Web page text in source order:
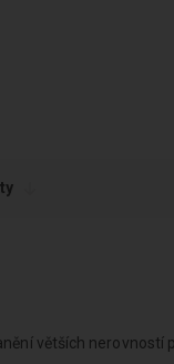
větších nerovností